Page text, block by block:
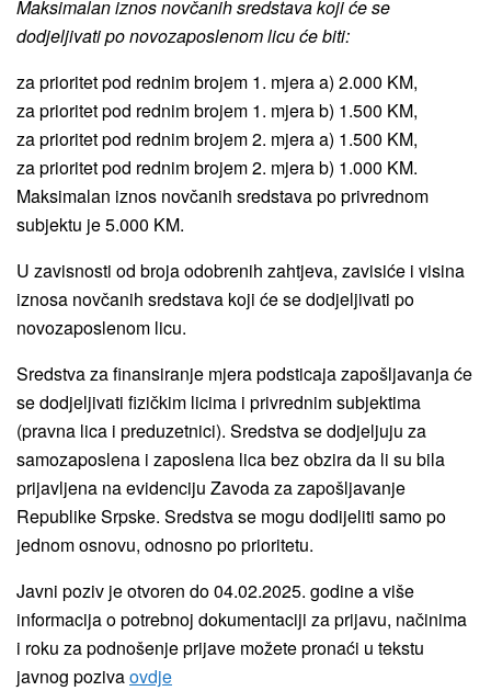
Maksimalan iznos novčanih sredstava koji će se
dodjeljivati po novozaposlenom licu će biti:
za prioritet pod rednim brojem 1. mjera a) 2.000 KM,
za prioritet pod rednim brojem 1. mjera b) 1.500 KM,
za prioritet pod rednim brojem 2. mjera a) 1.500 KM,
za prioritet pod rednim brojem 2. mjera b) 1.000 KM.
Maksimalan iznos novčanih sredstava po privrednom
subjektu je 5.000 KM.
U zavisnosti od broja odobrenih zahtjeva, zavisiće i visina
iznosa novčanih sredstava koji će se dodjeljivati po
novozaposlenom licu.
Sredstva za finansiranje mjera podsticaja zapošljavanja će
se dodjeljivati fizičkim licima i privrednim subjektima
(pravna lica i preduzetnici). Sredstva se dodjeljuju za
samozaposlena i zaposlena lica bez obzira da li su bila
prijavljena na evidenciju Zavoda za zapošljavanje
Republike Srpske. Sredstva se mogu dodijeliti samo po
jednom osnovu, odnosno po prioritetu.
Javni poziv je otvoren do 04.02.2025. godine a više
informacija o potrebnoj dokumentaciji za prijavu, načinima
i roku za podnošenje prijave možete pronaći u tekstu
javnog pozivaovdje